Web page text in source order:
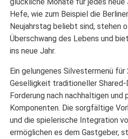
Hefe, wie zum Beispiel die
Neujahrstag beliebt sind, stehen
Überschwang des Lebens und
ins neue Jahr.
Ein gelungenes Silvestermenü
Geselligkeit traditioneller
Forderung nach nachhaltigen und
Komponenten. Die sorgfältige
und die spielerische Integration
ermöglichen es dem Gastgeber,